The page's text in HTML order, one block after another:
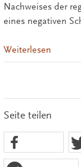
Nachweises der
eines negativen
Weiterlesen
Seite teilen